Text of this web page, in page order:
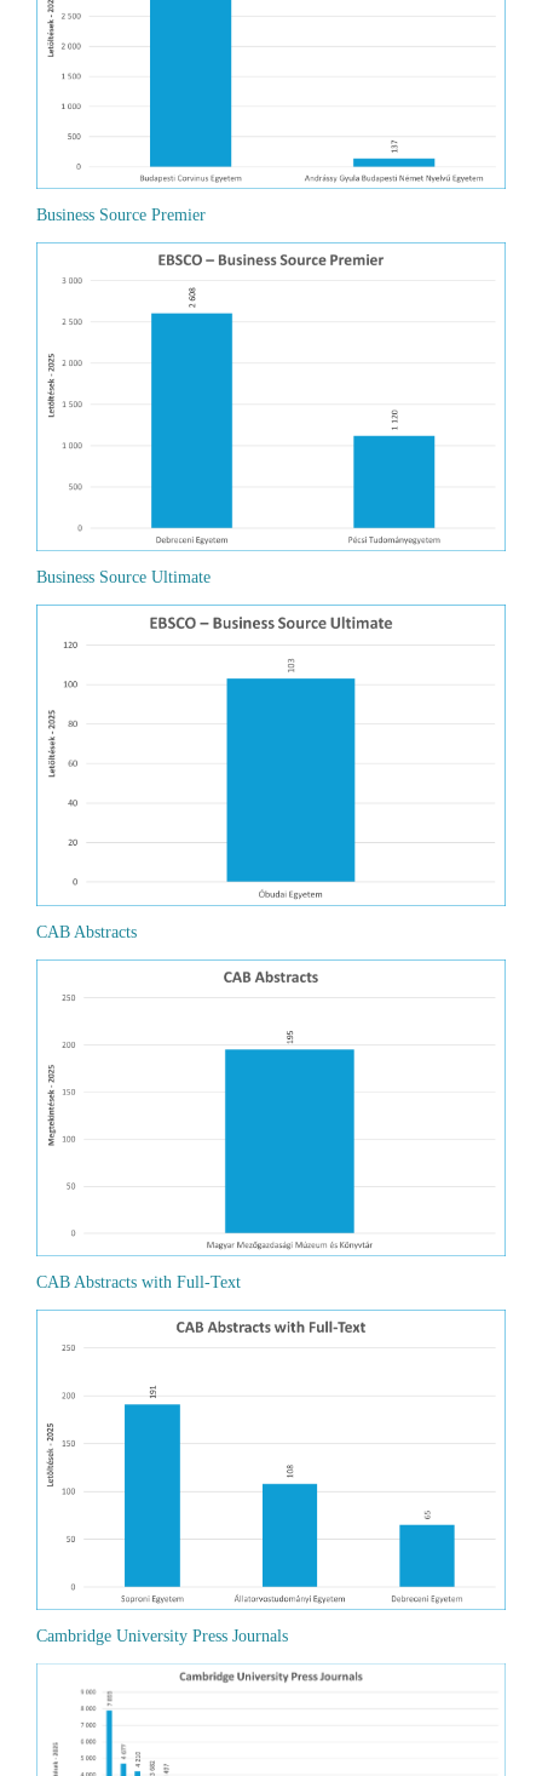
Business Source Premier
Business Source Ultimate
CAB Abstracts
CAB Abstracts with Full-Text
Cambridge University Press Journals